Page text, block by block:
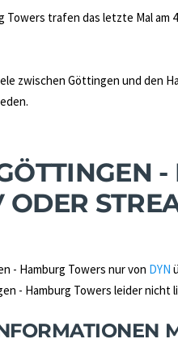
Towers trafen das letzte Mal am
zwischen Göttingen und den
ODER
- Hamburg Towers nur von DYN
- Hamburg Towers leider nicht